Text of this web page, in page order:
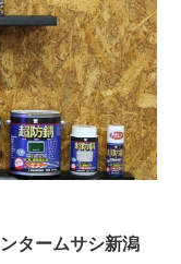
タームサシ新潟